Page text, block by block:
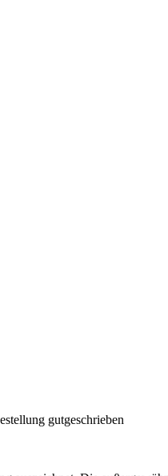
gutgeschrieben